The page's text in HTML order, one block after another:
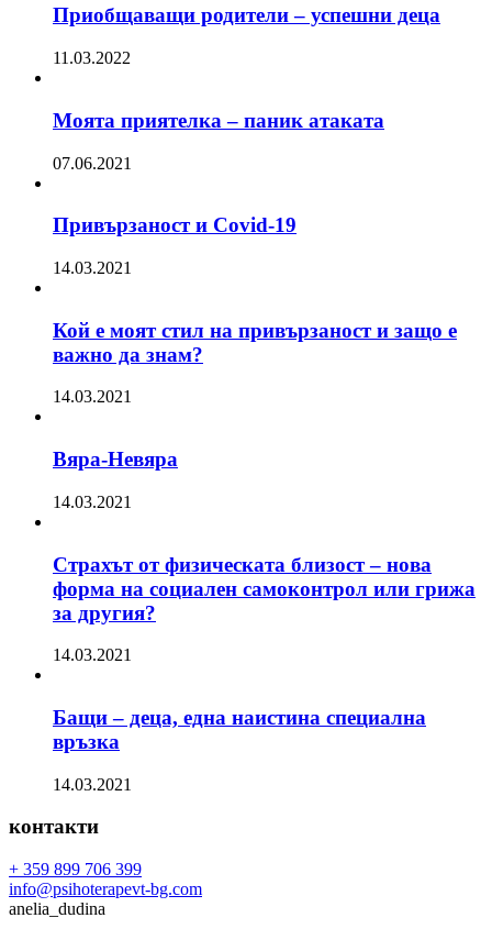
Приобщаващи родители – успешни деца
11.03.2022
Моята приятелка – паник атаката
07.06.2021
Привързаност и Covid-19
14.03.2021
Кой е моят стил на привързаност и защо е
важно да знам?
14.03.2021
Вяра-Невяра
14.03.2021
Страхът от физическата близост – нова
форма на социален самоконтрол или грижа
за другия?
14.03.2021
Бащи – деца, една наистина специална
връзка
14.03.2021
контакти
+ 359 899 706 399
info@psihoterapevt-bg.com
anelia_dudina